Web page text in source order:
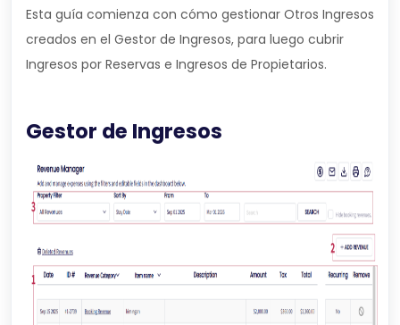
Esta guía comienza con cómo gestionar Otros Ingresos
creados en el Gestor de Ingresos, para luego cubrir
Ingresos por Reservas e Ingresos de Propietarios.
Gestor de Ingresos